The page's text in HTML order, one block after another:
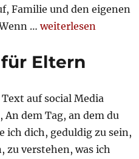
Familie und den eigenen
…„Wenn Eltern älter
weiterlesen
Eltern
auf social Media
dem Tag, an dem du
ich dich, geduldig zu sein,
zu verstehen, was ich